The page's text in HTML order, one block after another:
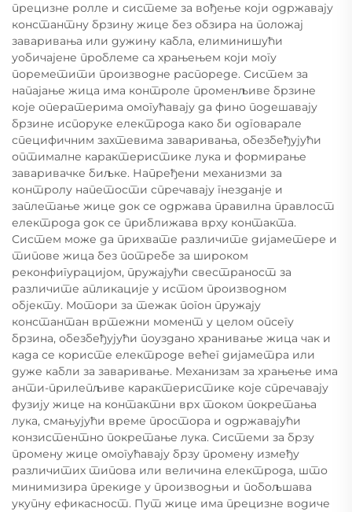
прецизне ролле и системе за вођење који одржавају
константну брзину жице без обзира на положај
заваривања или дужину кабла, елиминишући
уобичајене проблеме са храњењем који могу
пореметити производне распореде. Систем за
напајање жица има контроле променљиве брзине
које оператерима омогућавају да фино подешавају
брзине испоруке електрода како би одговарале
специфичним захтевима заваривања, обезбеђујући
оптималне карактеристике лука и формирање
заваривачке биљке. Напређени механизми за
контролу напетости спречавају гнезданје и
заплетање жице док се одржава правилна правлост
електрода док се приближава врху контакта.
Систем може да прихвате различите дијаметере и
типове жица без потребе за широком
реконфигурацијом, пружајући свестраност за
различите апликације у истом производном
објекту. Мотори за тежак погон пружају
константан вртежни момент у целом опсегу
брзина, обезбеђујући поуздано хранивање жица чак и
када се користе електроде већег дијаметра или
дуже кабли за заваривање. Механизам за храњење има
анти-прилепљиве карактеристике које спречавају
фузију жице на контактни врх током покретања
лука, смањујући време простора и одржавајући
конзистентно покретање лука. Системи за брзу
промену жице омогућавају брзу промену између
различитих типова или величина електрода, што
минимизира прекиде у производњи и побољшава
укупну ефикасност. Пут жице има прецизне водиче